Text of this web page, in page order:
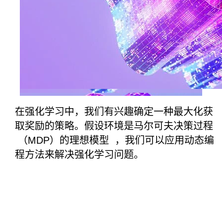
在强化学习中，我们有兴趣确定一种最大化获
取奖励的策略。假设环境是马尔可夫决策过程
（MDP）的理想模型 ，我们可以应用动态编
程方法来解决强化学习问题。